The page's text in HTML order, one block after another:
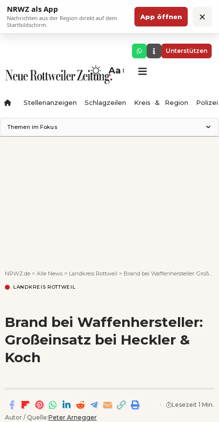
NRWZ als App
Nachrichten aus der Region direkt auf dem
Startbildschirm.
App öffnen ×
Unterstützen
Aa
Stellenanzeigen Schlagzeilen Kreis & Region Polizei
Themen im Fokus
NRWZ.de > Alle News > Landkreis Rottweil > Brand bei Waffenhersteller: Großeinsatz bei Heckler & Koch
LANDKREIS ROTTWEIL
Brand bei Waffenhersteller:
Großeinsatz bei Heckler &
Koch
Autor / Quelle:Peter Arnegger
Lesezeit 1 Min.